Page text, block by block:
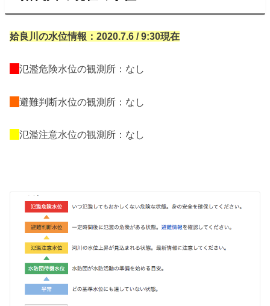
姶良川の水位情報：2020.7.6 / 9:30現在
氾濫危険水位の観測所：なし
避難判断水位の観測所：なし
氾濫注意水位の観測所：なし